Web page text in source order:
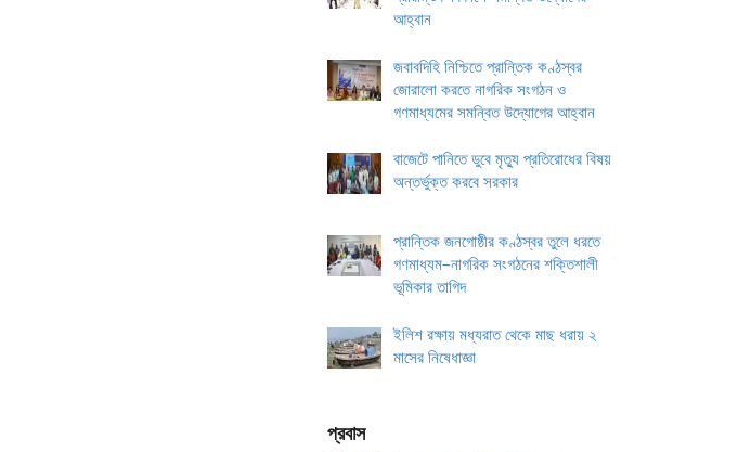
আহ্বান
জবাবদিহি নিশ্চিতে প্রান্তিক কণ্ঠস্বর
জোরালো করতে নাগরিক সংগঠন ও
গণমাধ্যমের সমন্বিত উদ্যোগের আহ্বান
বাজেটে পানিতে ডুবে মৃত্যু প্রতিরোধের বিষয়
অন্তর্ভুক্ত করবে সরকার
প্রান্তিক জনগোষ্ঠীর কণ্ঠস্বর তুলে ধরতে
গণমাধ্যম–নাগরিক সংগঠনের শক্তিশালী
ভূমিকার তাগিদ
ইলিশ রক্ষায় মধ্যরাত থেকে মাছ ধরায় ২
মাসের নিষেধাজ্ঞা
প্রবাস